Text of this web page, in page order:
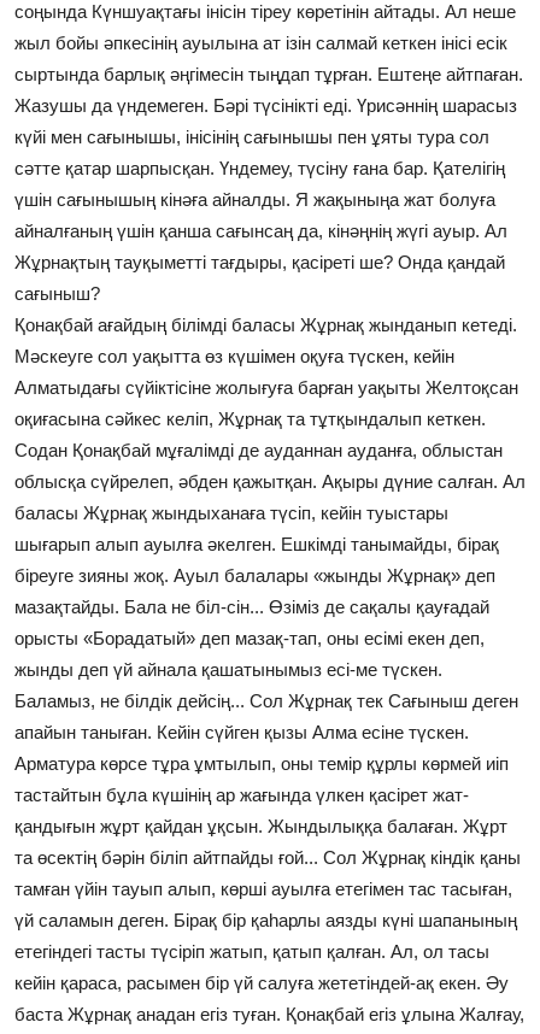
соңында Күншуақтағы інісін тіреу көретінін айтады. Ал неше
жыл бойы әпкесінің ауылына ат ізін салмай кеткен інісі есік
сыртында барлық әңгімесін тыңдап тұрған. Ештеңе айтпаған.
Жазушы да үндемеген. Бәрі түсінікті еді. Үрисәннің шарасыз
күйі мен сағынышы, інісінің сағынышы пен ұяты тура сол
сәтте қатар шарпысқан. Үндемеу, түсіну ғана бар. Қателігің
үшін сағынышың кінәға айналды. Я жақыныңа жат болуға
айналғаның үшін қанша сағынсаң да, кінәңнің жүгі ауыр. Ал
Жұрнақтың тауқыметті тағдыры, қасіреті ше? Онда қандай
сағыныш?
Қонақбай ағайдың білімді баласы Жұрнақ жынданып кетеді.
Мәскеуге сол уақытта өз күшімен оқуға түскен, кейін
Алматыдағы сүйіктісіне жолығуға барған уақыты Желтоқсан
оқиғасына сәйкес келіп, Жұрнақ та тұтқындалып кеткен.
Содан Қонақбай мұғалімді де ауданнан ауданға, облыстан
облысқа сүйрелеп, әбден қажытқан. Ақыры дүние салған. Ал
баласы Жұрнақ жындыханаға түсіп, кейін туыстары
шығарып алып ауылға әкелген. Ешкімді танымайды, бірақ
біреуге зияны жоқ. Ауыл балалары «жынды Жұрнақ» деп
мазақтайды. Бала не біл-сін... Өзіміз де сақалы қауғадай
орысты «Борадатый» деп мазақ-тап, оны есімі екен деп,
жынды деп үй айнала қашатынымыз есі-ме түскен.
Баламыз, не білдік дейсің... Сол Жұрнақ тек Сағыныш деген
апайын таныған. Кейін сүйген қызы Алма есіне түскен.
Арматура көрсе тұра ұмтылып, оны темір құрлы көрмей иіп
тастайтын бұла күшінің ар жағында үлкен қасірет жат-
қандығын жұрт қайдан ұқсын. Жындылыққа балаған. Жұрт
та өсектің бәрін біліп айтпайды ғой... Сол Жұрнақ кіндік қаны
тамған үйін тауып алып, көрші ауылға етегімен тас тасыған,
үй саламын деген. Бірақ бір қаһарлы аязды күні шапанының
етегіндегі тасты түсіріп жатып, қатып қалған. Ал, ол тасы
кейін қараса, расымен бір үй салуға жететіндей-ақ екен. Әу
баста Жұрнақ анадан егіз туған. Қонақбай егіз ұлына Жалғау,